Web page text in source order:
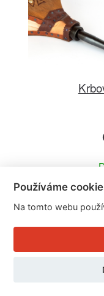
Používáme
Na tomto webu